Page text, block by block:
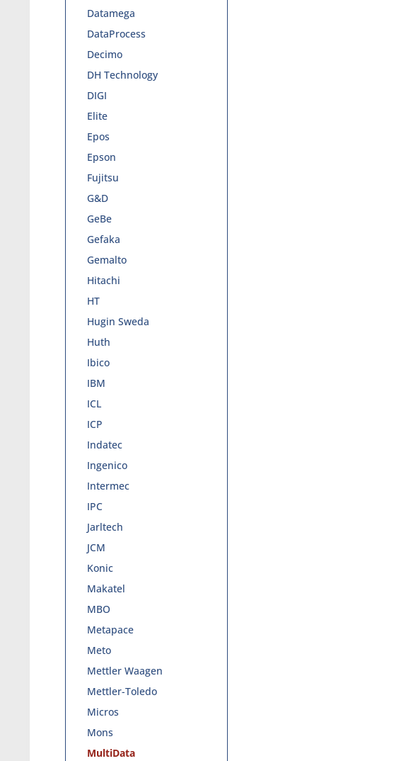
Datamega
DataProcess
Decimo
DH Technology
DIGI
Elite
Epos
Epson
Fujitsu
G&D
GeBe
Gefaka
Gemalto
Hitachi
HT
Hugin Sweda
Huth
Ibico
IBM
ICL
ICP
Indatec
Ingenico
Intermec
IPC
Jarltech
JCM
Konic
Makatel
MBO
Metapace
Meto
Mettler Waagen
Mettler-Toledo
Micros
Mons
MultiData